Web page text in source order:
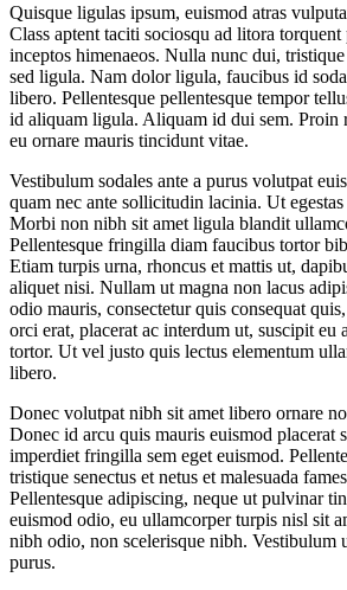
Quisque ligulas ipsum, euismod atras
Class aptent taciti sociosqu ad litora
inceptos himenaeos. Nulla nunc dui,
sed ligula. Nam dolor ligula, faucibus id
libero. Pellentesque pellentesque tempor
id aliquam ligula. Aliquam id dui sem. Proin
eu ornare mauris tincidunt vitae.
Vestibulum sodales ante a purus volutpat
quam nec ante sollicitudin lacinia. Ut
Morbi non nibh sit amet ligula blandit
Pellentesque fringilla diam faucibus tortor
Etiam turpis urna, rhoncus et mattis ut,
aliquet nisi. Nullam ut magna non lacus
odio mauris, consectetur quis consequat
orci erat, placerat ac interdum ut, suscipit eu
tortor. Ut vel justo quis lectus elementum
libero.
Donec volutpat nibh sit amet libero ornare
Donec id arcu quis mauris euismod placerat
imperdiet fringilla sem eget euismod.
tristique senectus et netus et malesuada
Pellentesque adipiscing, neque ut pulvinar
euismod odio, eu ullamcorper turpis nisl sit
nibh odio, non scelerisque nibh. Vestibulum
purus.